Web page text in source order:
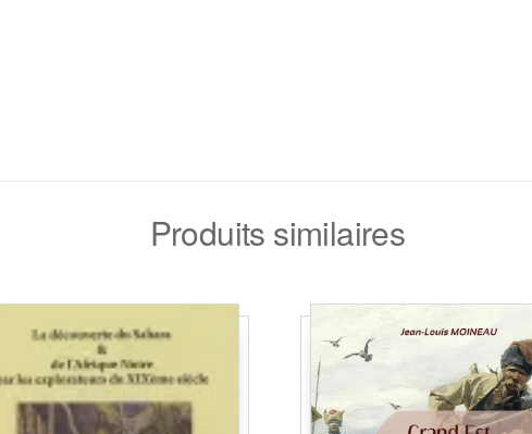
Produits similaires